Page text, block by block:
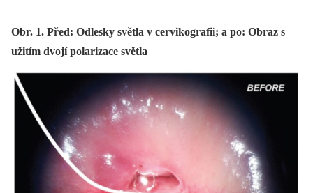
Obr. 1. Před: Odlesky světla v cervikografii; a po: Obraz s
užitím dvojí polarizace světla